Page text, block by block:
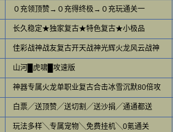
０充领顶赞→０充得终极→０充玩通关一
长久稳定★独家复古★特色复古★小极品
佳彩战神战友复古开天战神光辉火龙风云战神
山河█虎啸█攻速版
神器专属火龙单职业复古合击冰雪沉默80倍攻
白票╱送顶赞╱送切割╱送沙捐╱通通都送
玩法多样╲专属宠物╲免费挂机╲0氪通关